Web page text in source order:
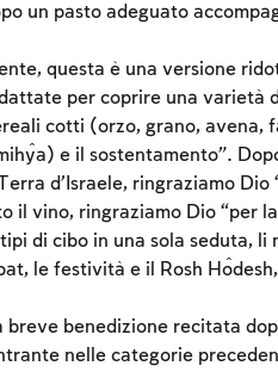
un pasto adeguato
questa è una versione
per coprire una varietà
cotti (orzo, grano, avena,
e il sostentamento”.
d’Israele, ringraziamo Dio
il vino, ringraziamo Dio “per
di cibo in una sola seduta, li
le festività e il Rosh
benedizione recitata
nelle categorie
you'll need to create